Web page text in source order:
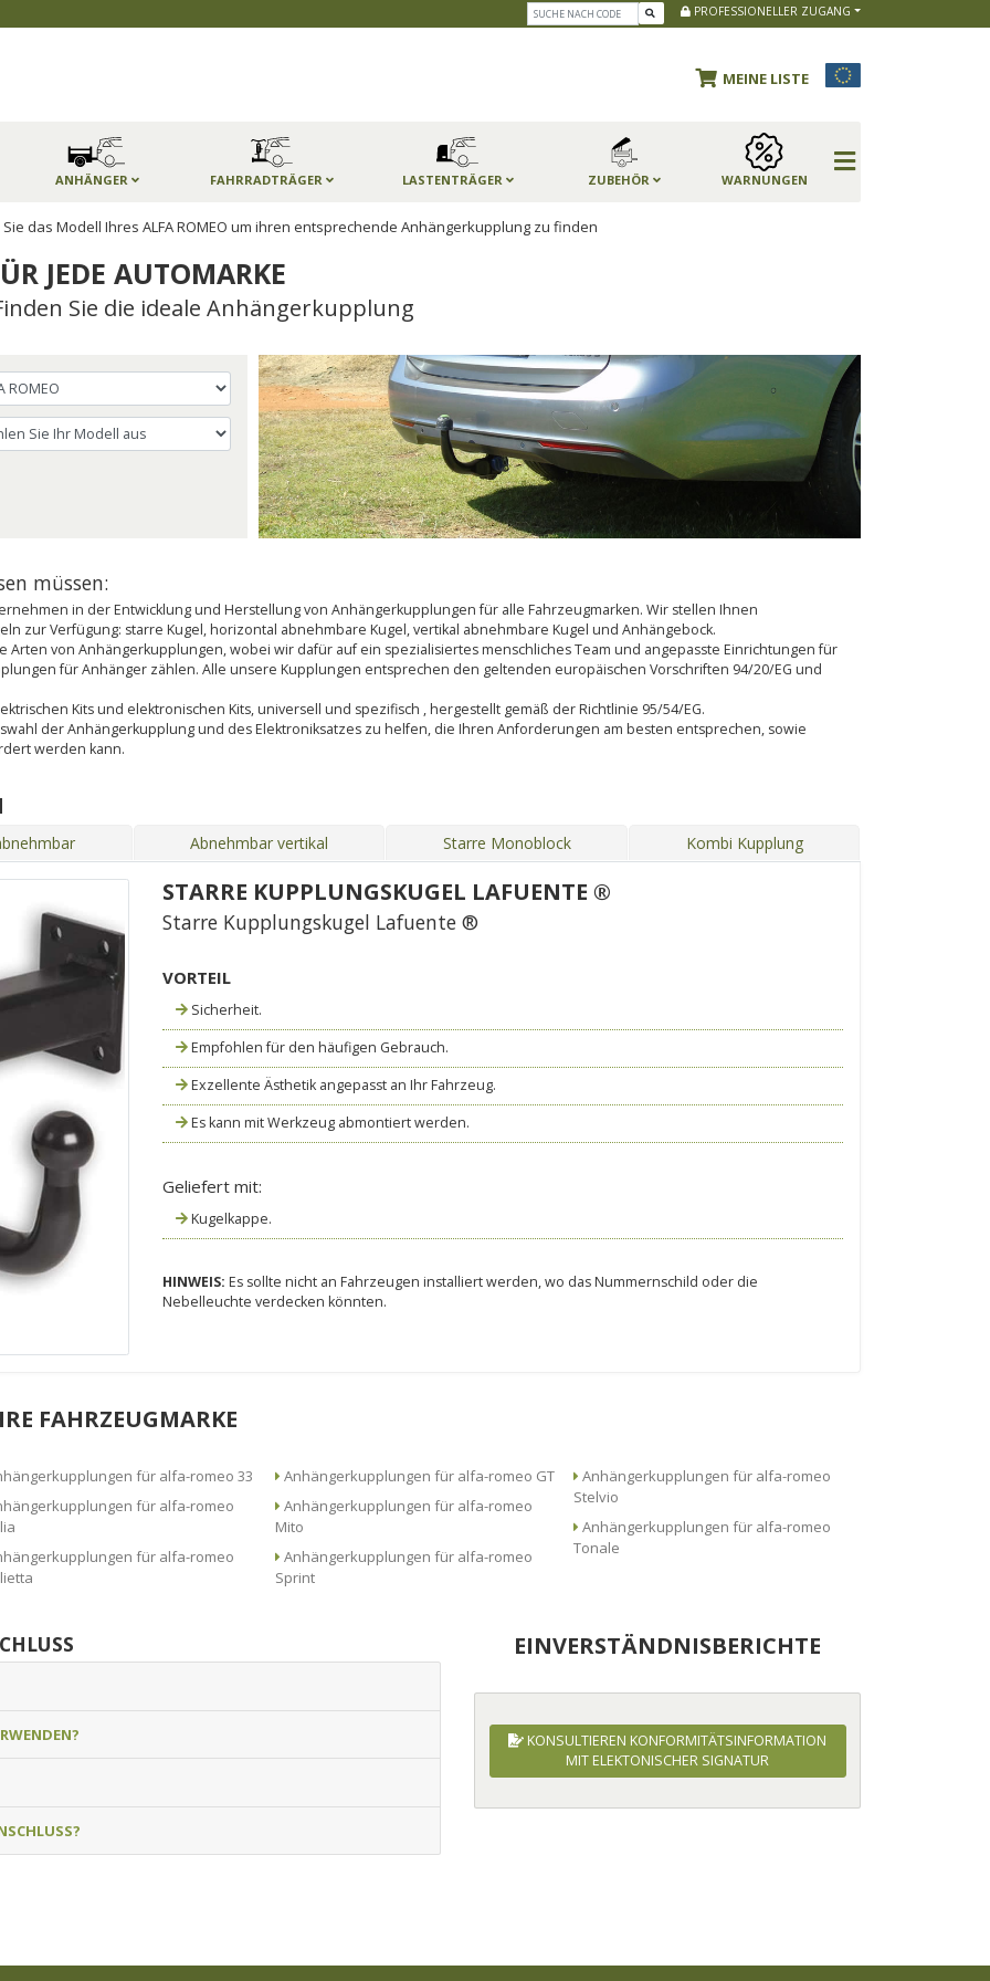
PROFESSIONELLER ZUGANG
MEINE LISTE
ANHÄNGER FAHRRADTRÄGER LASTENTRÄGER ZUBEHÖR WARNUNGEN
das Modell Ihres ALFA ROMEO um ihren entsprechende Anhängerkupplung zu finden
JEDE AUTOMARKE
Sie die ideale Anhängerkupplung
müssen:
in der Entwicklung und Herstellung von Anhängerkupplungen für alle Fahrzeugmarken. Wir stellen Ihnen
zur Verfügung: starre Kugel, horizontal abnehmbare Kugel, vertikal abnehmbare Kugel und Anhängebock.
Arten von Anhängerkupplungen, wobei wir dafür auf ein spezialisiertes menschliches Team und angepasste Einrichtungen für
für Anhänger zählen. Alle unsere Kupplungen entsprechen den geltenden europäischen Vorschriften 94/20/EG und
Kits und elektronischen Kits, universell und spezifisch , hergestellt gemäß der Richtlinie 95/54/EG.
der Anhängerkupplung und des Elektroniksatzes zu helfen, die Ihren Anforderungen am besten entsprechen, sowie
werden kann.
Abnehmbar vertikal Starre Monoblock Kombi Kupplung
STARRE KUPPLUNGSKUGEL LAFUENTE ®
Starre Kupplungskugel Lafuente ®
VORTEIL
Sicherheit.
Empfohlen für den häufigen Gebrauch.
Exzellente Ästhetik angepasst an Ihr Fahrzeug.
Es kann mit Werkzeug abmontiert werden.
Geliefert mit:
Kugelkappe.
HINWEIS: Es sollte nicht an Fahrzeugen installiert werden, wo das Nummernschild oder die
Nebelleuchte verdecken könnten.
FAHRZEUGMARKE
Anhängerkupplungen für alfa-romeo 33
für alfa-romeo
für alfa-romeo
Anhängerkupplungen für alfa-romeo GT
Anhängerkupplungen für alfa-romeo
Mito
Anhängerkupplungen für alfa-romeo
Sprint
Anhängerkupplungen für alfa-romeo
Stelvio
Anhängerkupplungen für alfa-romeo
Tonale
EINVERSTÄNDNISBERICHTE
KONSULTIEREN KONFORMITÄTSINFORMATION
MIT ELEKTONISCHER SIGNATUR